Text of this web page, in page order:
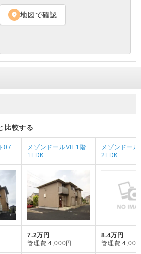
location_on 地図で確認
比較する
07
メゾンドールVII 1階
1LDK
メゾンドー
2LDK
7.2万円
管理費 4,000円
8.4万円
管理費 4,000